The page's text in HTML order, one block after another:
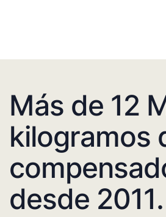
Más de 12
kilogramos
desde 2011.